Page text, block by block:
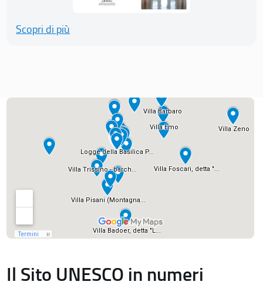
Scopri di più
Il Sito UNESCO in numeri